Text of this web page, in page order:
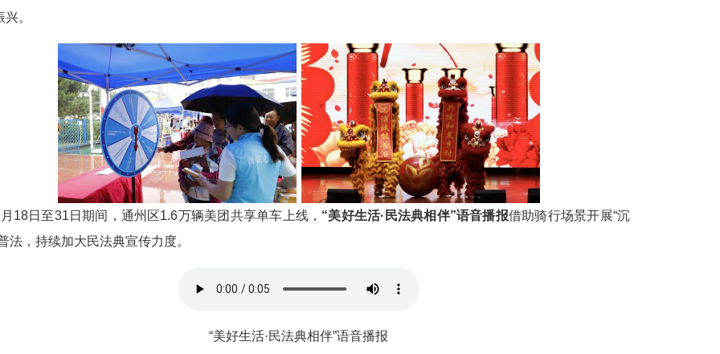
。
日至31日期间，通州区1.6万辆美团共享单车上线， “美好生活·民法典相伴”语音播报借助骑行场景开展“沉
法，持续加大民法典宣传力度。
“美好生活·民法典相伴”语音播报